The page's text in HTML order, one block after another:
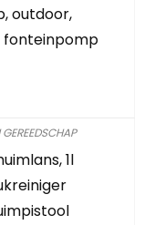
outdoor,
fonteinpomp
1l